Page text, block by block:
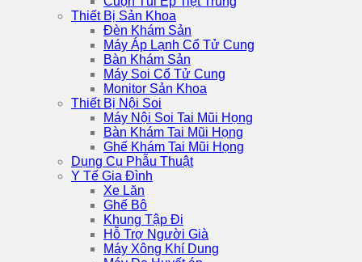
Thiết Bị Sản Khoa
Đèn Khám Sản
Máy Áp Lạnh Cổ Tử Cung
Bàn Khám Sản
Máy Soi Cổ Tử Cung
Monitor Sản Khoa
Thiết Bị Nội Soi
Máy Nội Soi Tai Mũi Họng
Bàn Khám Tai Mũi Họng
Ghế Khám Tai Mũi Họng
Dụng Cụ Phẫu Thuật
Y Tế Gia Đình
Xe Lăn
Ghế Bô
Khung Tập Đi
Hỗ Trợ Người Già
Máy Xông Khí Dung